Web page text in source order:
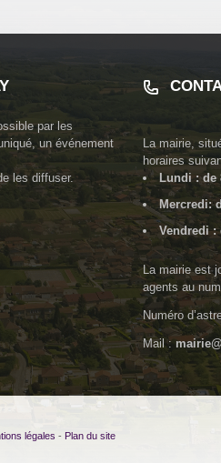
par les
un événement
les diffuser.
La mairie,
horaires
Lundi : de
Mercredi:
Vendredi :
La mairie est
agents au
Numéro
Mail :
légales - Plan du site